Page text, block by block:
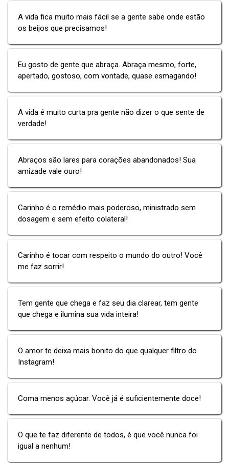
A vida fica muito mais fácil se a gente sabe onde estão
os beijos que precisamos!
Eu gosto de gente que abraça. Abraça mesmo, forte,
apertado, gostoso, com vontade, quase esmagando!
A vida é muito curta pra gente não dizer o que sente de
verdade!
Abraços são lares para corações abandonados! Sua
amizade vale ouro!
Carinho é o remédio mais poderoso, ministrado sem
dosagem e sem efeito colateral!
Carinho é tocar com respeito o mundo do outro! Você
me faz sorrir!
Tem gente que chega e faz seu dia clarear, tem gente
que chega e ilumina sua vida inteira!
O amor te deixa mais bonito do que qualquer filtro do
Instagram!
Coma menos açúcar. Você já é suficientemente doce!
O que te faz diferente de todos, é que você nunca foi
igual a nenhum!